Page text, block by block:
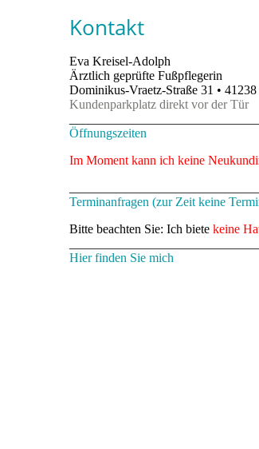
Kontakt
Eva Kreisel-Adolph
Ärztlich geprüfte Fußpflegerin
Dominikus-Vraetz-Straße 31 •
Kundenparkplatz direkt vor der Tür
Öffnungszeiten
Im Moment kann ich keine
Terminanfragen (zur Zeit keine
Bitte beachten Sie: Ich biete keine
Hier finden Sie mich